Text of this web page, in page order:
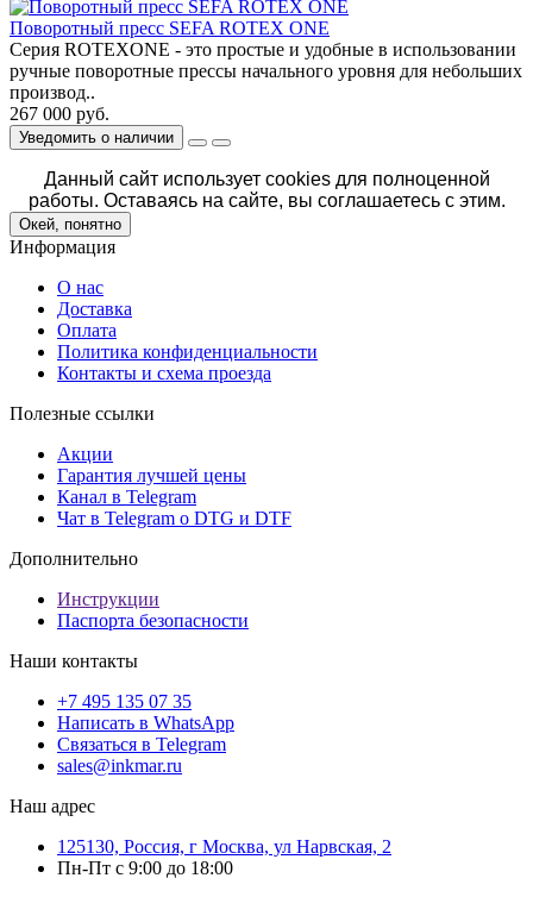
Поворотный пресс SEFA ROTEX ONE
Серия ROTEXONE - это простые и удобные в использовании
ручные поворотные прессы начального уровня для небольших
производ..
267 000 руб.
Уведомить о наличии
Данный сайт использует cookies для полноценной
работы. Оставаясь на сайте, вы соглашаетесь с этим.
Окей, понятно
Информация
О нас
Доставка
Оплата
Политика конфиденциальности
Контакты и схема проезда
Полезные ссылки
Акции
Гарантия лучшей цены
Канал в Telegram
Чат в Telegram о DTG и DTF
Дополнительно
Инструкции
Паспорта безопасности
Наши контакты
+7 495 135 07 35
Написать в WhatsApp
Связаться в Telegram
sales@inkmar.ru
Наш адрес
125130, Россия, г Москва, ул Нарвская, 2
Пн-Пт с 9:00 до 18:00